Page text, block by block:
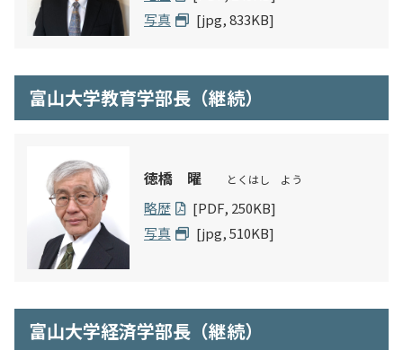
研究・産学官連携
国際交流・留学
写真
[jpg, 833KB]
富山大学教育学部長（継続）
徳橋 曜 とくはし よう
略歴
[PDF, 250KB]
写真
[jpg, 510KB]
富山大学経済学部長（継続）